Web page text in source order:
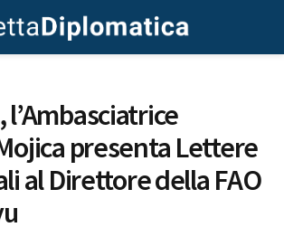
presenta Lettere
al Direttore della FAO